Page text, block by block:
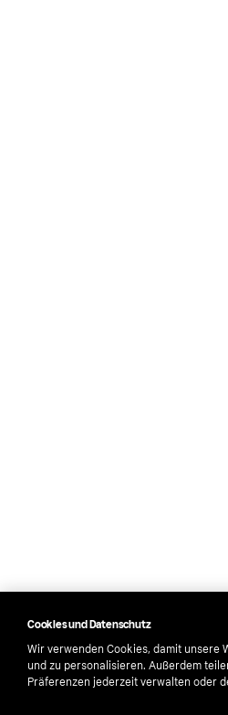
Cookies und Datenschutz
Wir verwenden Cookies, damit unsere
und zu personalisieren. Außerdem
Präferenzen jederzeit verwalten oder